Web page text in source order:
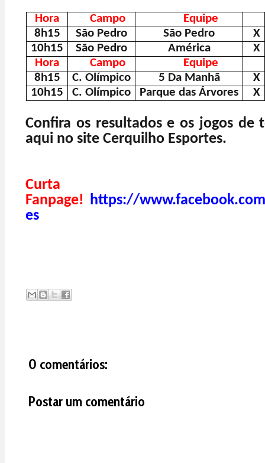
Hora Campo
Equipe
8h15
São Pedro São Pedro
X
10h15
São Pedro América
X
Hora
Campo
Equipe
8h15
C. Olímpico 5 Da Manhã
X
10h15
C. Olímpico Parque das Árvores X
Confira os resultados e os jogos de
aqui no site Cerquilho Esportes.
Fanpage! https://
es
0 comentários:
Postar um comentário